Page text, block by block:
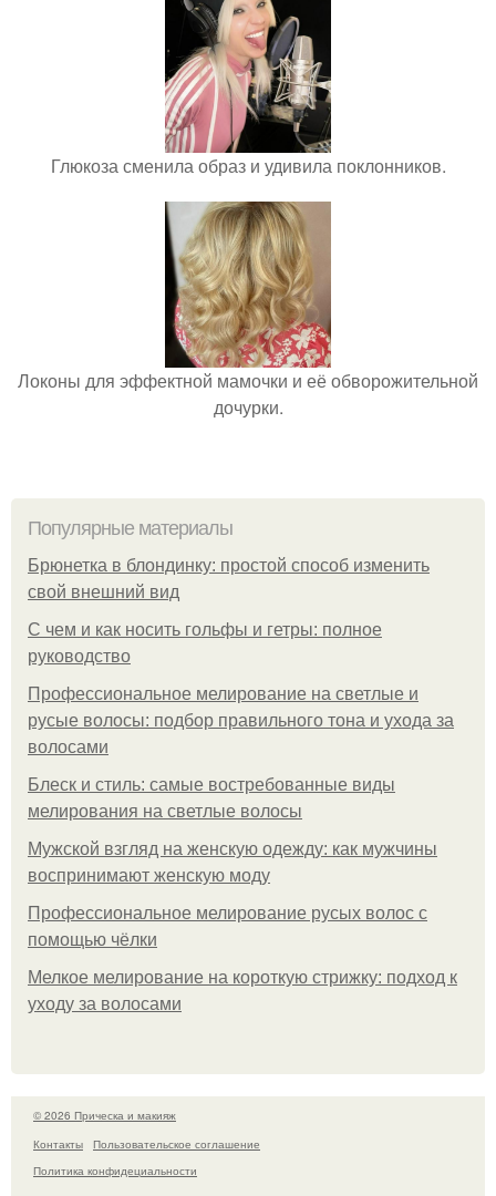
Глюкоза сменила образ и удивила поклонников.
Локоны для эффектной мамочки и её обворожительной
дочурки.
Популярные материалы
Брюнетка в блондинку: простой способ изменить
свой внешний вид
С чем и как носить гольфы и гетры: полное
руководство
Профессиональное мелирование на светлые и
русые волосы: подбор правильного тона и ухода за
волосами
Блеск и стиль: самые востребованные виды
мелирования на светлые волосы
Мужской взгляд на женскую одежду: как мужчины
воспринимают женскую моду
Профессиональное мелирование русых волос с
помощью чёлки
Мелкое мелирование на короткую стрижку: подход к
уходу за волосами
© 2026 Прическа и макияж
Контакты
Пользовательское соглашение
Политика конфидециальности